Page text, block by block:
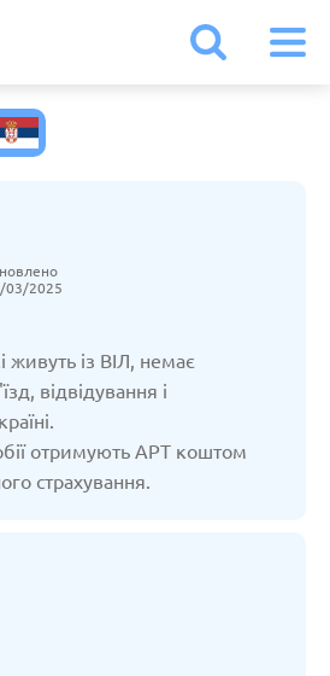
03/2025
із ВІЛ, немає
відвідування і
отримують АРТ коштом
страхування.